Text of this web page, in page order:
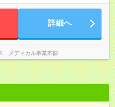
詳細へ
メディカル事業本部